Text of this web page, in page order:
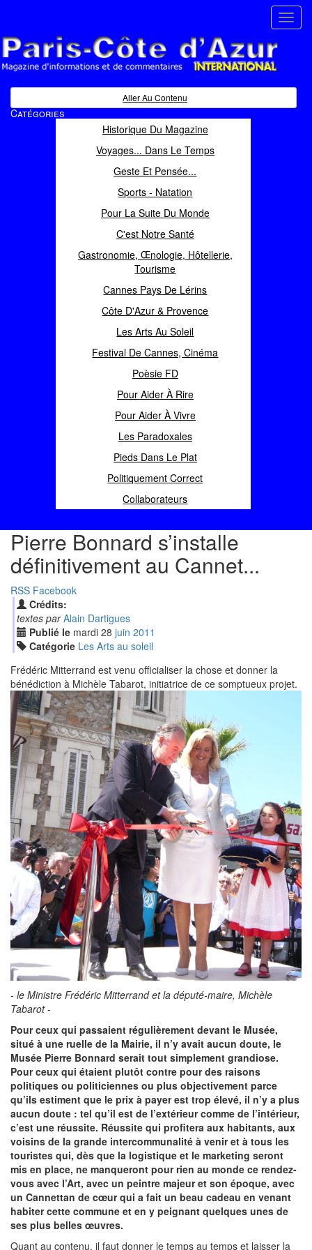
Magazine d'informations et de commentaires
Aller Au Contenu
Catégories
Historique Du Magazine
Voyages... Dans Le Temps
Geste Et Pensée...
Sports - Natation
Pour La Suite Du Monde
C'est Notre Santé
Gastronomie, Œnologie, Hôtellerie,
Tourisme
Cannes Pays De Lérins
Côte D'Azur & Provence
Les Arts Au Soleil
Festival De Cannes, Cinéma
Poèsie FD
Pour Aider À Rire
Pour Aider À Vivre
Les Paradoxales
Pieds Dans Le Plat
Politiquement Correct
Collaborateurs
Pierre Bonnard s’installe
définitivement au Cannet...
RSS Facebook
Crédits:
textes par Alain Dartigues
Publié le mardi 28 juin 2011
Catégorie Les Arts au soleil
Frédéric Mitterrand est venu officialiser la chose et donner la
bénédiction à Michèle Tabarot, initiatrice de ce somptueux projet.
- le Ministre Frédéric Mitterrand et la député-maire, Michèle
Tabarot -
Pour ceux qui passaient régulièrement devant le Musée,
situé à une ruelle de la Mairie, il n’y avait aucun doute, le
Musée Pierre Bonnard serait tout simplement grandiose.
Pour ceux qui étaient plutôt contre pour des raisons
politiques ou politiciennes ou plus objectivement parce
qu’ils estiment que le prix à payer est trop élevé, il n’y a plus
aucun doute : tel qu’il est de l’extérieur comme de l’intérieur,
c’est une réussite. Réussite qui profitera aux habitants, aux
voisins de la grande intercommunalité à venir et à tous les
touristes qui, dès que la logistique et le marketing seront
mis en place, ne manqueront pour rien au monde ce rendez-
vous avec l’Art, avec un peintre majeur et son époque, avec
un Cannettan de cœur qui a fait un beau cadeau en venant
habiter cette commune et en y peignant quelques unes de
ses plus belles œuvres.
Quant au contenu, il faut donner le temps au temps et laisser la